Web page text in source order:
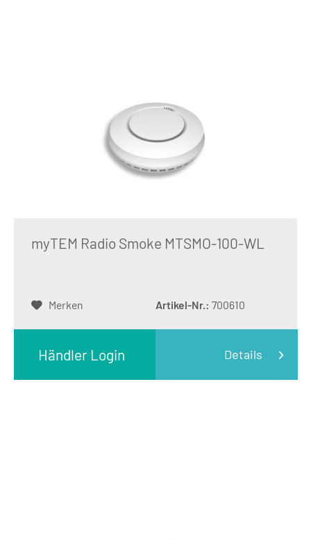
myTEM Radio Smoke MTSMO-100-WL
Händler Login Details
Merken Artikel-Nr.: 700610